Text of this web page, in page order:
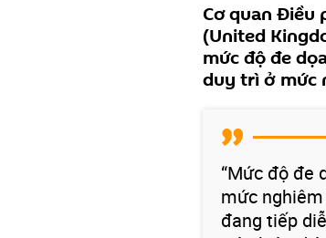
Cơ quan Điều
(United
mức độ đe
duy trì ở mức
“Mức độ đe
mức
đang tiếp